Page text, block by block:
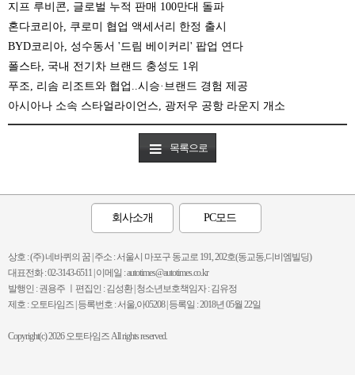
지프 루비콘, 글로벌 누적 판매 100만대 돌파
혼다코리아, 쿠로미 협업 액세서리 한정 출시
BYD코리아, 성수동서 '드림 베이커리' 팝업 연다
폴스타, 국내 전기차 브랜드 충성도 1위
푸조, 리솜 리조트와 협업..시승·브랜드 경험 제공
아시아나 소속 스타얼라이언스, 광저우 공항 라운지 개소
목록으로
회사소개 PC모드
상호 : (주) 네바퀴의 꿈 | 주소 : 서울시 마포구 동교로 191, 202호(동교동,디비엠빌딩)
대표전화 : 02-3143-6511 | 이메일 : autotimes@autotimes.co.kr
발행인 : 권용주 ㅣ편집인 : 김성환 | 청소년보호책임자 : 김유정
제호 : 오토타임즈 | 등록번호 : 서울,아05208 | 등록일 : 2018년 05월 22일
Copyright(c) 2026 오토타임즈 All rights reserved.